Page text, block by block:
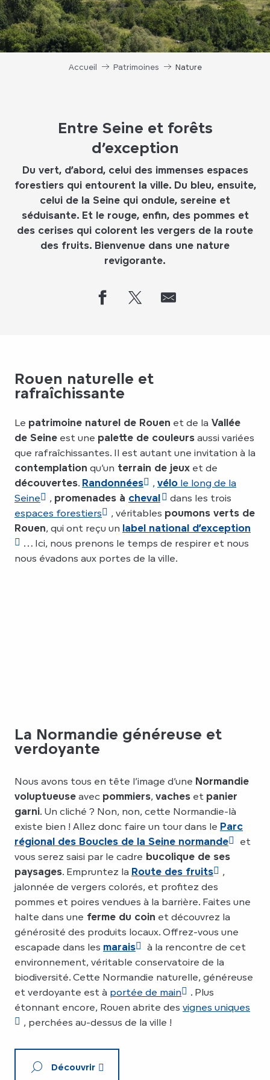
Accueil Patrimoines Nature
Entre Seine et forêts
d’exception
Du vert, d’abord, celui des immenses espaces
forestiers qui entourent la ville. Du bleu, ensuite,
celui de la Seine qui ondule, sereine et
séduisante. Et le rouge, enfin, des pommes et
des cerises qui colorent les vergers de la route
des fruits. Bienvenue dans une nature
revigorante.
Rouen naturelle et
rafraîchissante
Le patrimoine naturel de Rouen et de la Vallée
de Seine est une palette de couleurs aussi variées
que rafraîchissantes. Il est autant une invitation à la
contemplation qu’un terrain de jeux et de
découvertes. Randonnées , vélo le long de la
Seine
, promenades à cheval
dans les trois
espaces forestiers
, véritables poumons verts de
Rouen, qui ont reçu un label national d’exception
… Ici, nous prenons le temps de respirer et nous
nous évadons aux portes de la ville.
La Normandie généreuse et
verdoyante
Nous avons tous en tête l’image d’une Normandie
voluptueuse avec pommiers, vaches et panier
garni. Un cliché ? Non, non, cette Normandie-là
existe bien ! Allez donc faire un tour dans le Parc
régional des Boucles de la Seine normande
et
vous serez saisi par le cadre bucolique de ses
paysages. Empruntez la Route des fruits
,
jalonnée de vergers colorés, et profitez des
pommes et poires vendues à la barrière. Faites une
halte dans une ferme du coin et découvrez la
générosité des produits locaux. Offrez-vous une
escapade dans les marais
à la rencontre de cet
environnement, véritable conservatoire de la
biodiversité. Cette Normandie naturelle, généreuse
et verdoyante est à portée de main
. Plus
étonnant encore, Rouen abrite des vignes uniques
, perchées au-dessus de la ville !
Découvrir